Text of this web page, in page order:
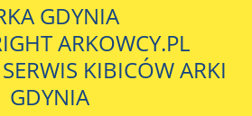
GDYNIA
ARKOWCY.PL
KIBICÓW ARKI
GDYNIA